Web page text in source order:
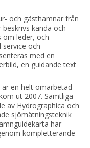
och gästhamnar från
kända och
om leder, och
och
med en
en guidande text
en helt omarbetad
ut 2007. Samtliga
av Hydrographica och
sjömätningsteknik
har
kompletterande